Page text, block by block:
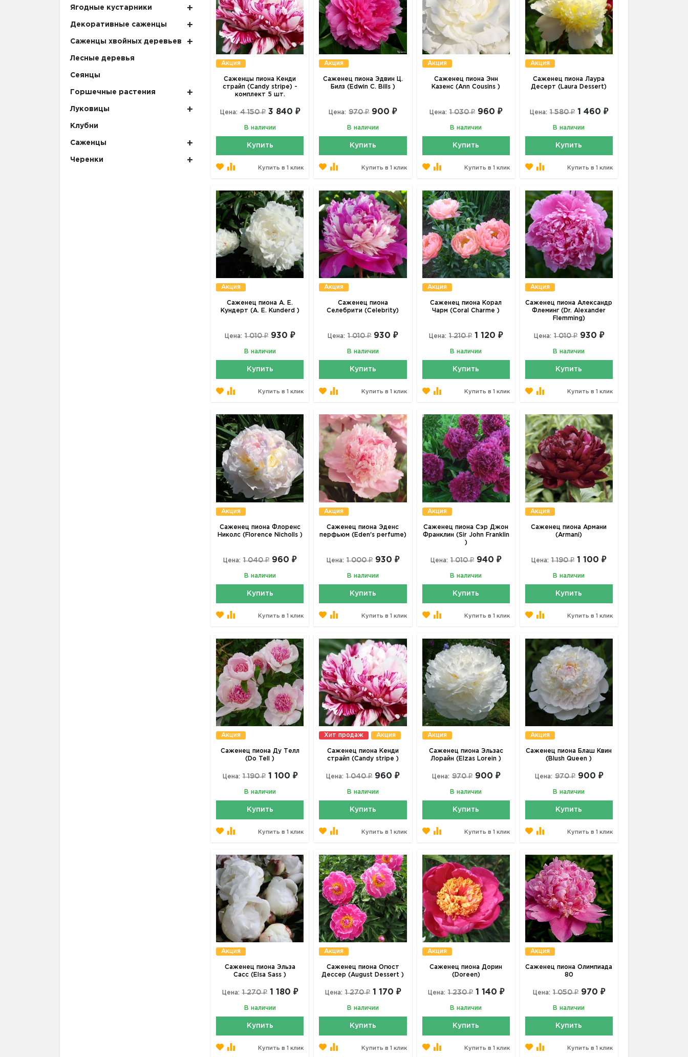
Ягодные кустарники
Декоративные саженцы
Саженцы хвойных деревьев
Лесные деревья
Сеянцы
Горшечные растения
Луковицы
Клубни
Саженцы
Черенки
Акция
Саженцы пиона Кенди
страйп (Candy stripe) -
комплект 5 шт.
Цена: 4 150 ₽ 3 840 ₽
В наличии
Купить
Купить в 1 клик
Акция
Саженец пиона Эдвин Ц.
Билз (Edwin C. Bills )
Цена: 970 ₽ 900 ₽
В наличии
Купить
Купить в 1 клик
Акция
Саженец пиона Энн
Казенс (Ann Cousins )
Цена: 1 030 ₽ 960 ₽
В наличии
Купить
Купить в 1 клик
Акция
Саженец пиона Лаура
Десерт (Laura Dessert)
Цена: 1 580 ₽ 1 460 ₽
В наличии
Купить
Купить в 1 клик
Акция
Саженец пиона А. Е.
Кундерт (A. E. Kunderd )
Цена: 1 010 ₽ 930 ₽
В наличии
Купить
Купить в 1 клик
Акция
Саженец пиона
Селебрити (Celebrity)
Цена: 1 010 ₽ 930 ₽
В наличии
Купить
Купить в 1 клик
Акция
Саженец пиона Корал
Чарм (Coral Charme )
Цена: 1 210 ₽ 1 120 ₽
В наличии
Купить
Купить в 1 клик
Акция
Саженец пиона Александр
Флеминг (Dr. Alexander
Flemming)
Цена: 1 010 ₽ 930 ₽
В наличии
Купить
Купить в 1 клик
Акция
Саженец пиона Флоренс
Николс (Florence Nicholls )
Цена: 1 040 ₽ 960 ₽
В наличии
Купить
Купить в 1 клик
Акция
Саженец пиона Эденс
перфьюм (Eden's perfume)
Цена: 1 000 ₽ 930 ₽
В наличии
Купить
Купить в 1 клик
Акция
Саженец пиона Сэр Джон
Франклин (Sir John Franklin
)
Цена: 1 010 ₽ 940 ₽
В наличии
Купить
Купить в 1 клик
Акция
Саженец пиона Армани
(Armani)
Цена: 1 190 ₽ 1 100 ₽
В наличии
Купить
Купить в 1 клик
Акция
Саженец пиона Ду Телл
(Do Tell )
Цена: 1 190 ₽ 1 100 ₽
В наличии
Купить
Купить в 1 клик
Хит продаж Акция
Саженец пиона Кенди
страйп (Candy stripe )
Цена: 1 040 ₽ 960 ₽
В наличии
Купить
Купить в 1 клик
Акция
Саженец пиона Эльзас
Лорайн (Elzas Lorein )
Цена: 970 ₽ 900 ₽
В наличии
Купить
Купить в 1 клик
Акция
Саженец пиона Блаш Квин
(Blush Queen )
Цена: 970 ₽ 900 ₽
В наличии
Купить
Купить в 1 клик
Акция
Саженец пиона Эльза
Сасс (Elsa Sass )
Цена: 1 270 ₽ 1 180 ₽
В наличии
Купить
Купить в 1 клик
Акция
Саженец пиона Огюст
Дессер (August Dessert )
Цена: 1 270 ₽ 1 170 ₽
В наличии
Купить
Купить в 1 клик
Акция
Саженец пиона Дорин
(Doreen)
Цена: 1 230 ₽ 1 140 ₽
В наличии
Купить
Купить в 1 клик
Акция
Саженец пиона Олимпиада
80
Цена: 1 050 ₽ 970 ₽
В наличии
Купить
Купить в 1 клик